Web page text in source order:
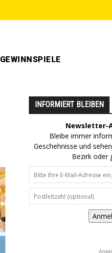
GEWINNSPIELE
INFORMIERT BLEIBEN
Newsletter-
Bleibe immer
Geschehnisse und
Bezirk oder